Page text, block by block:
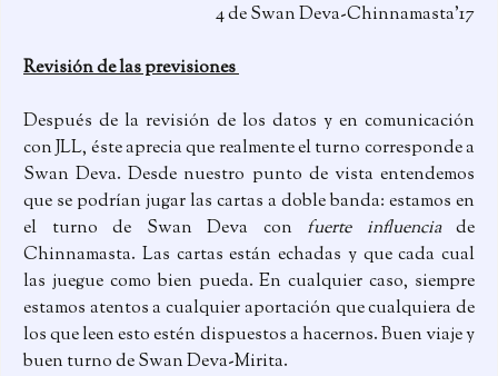
4 de Swan Deva-Chinnamasta’17
Revisión de las previsiones
Después de la revisión de los datos y en comunicación
con JLL, éste aprecia que realmente el turno corresponde a
Swan Deva. Desde nuestro punto de vista entendemos
que se podrían jugar las cartas a doble banda: estamos en
el turno de Swan Deva con fuerte influenciade
Chinnamasta. Las cartas están echadas y que cada cual
las juegue como bien pueda. En cualquier caso, siempre
estamos atentos a cualquier aportación que cualquiera de
los que leen esto estén dispuestos a hacernos. Buen viaje y
buen turno de Swan Deva-Mirita.